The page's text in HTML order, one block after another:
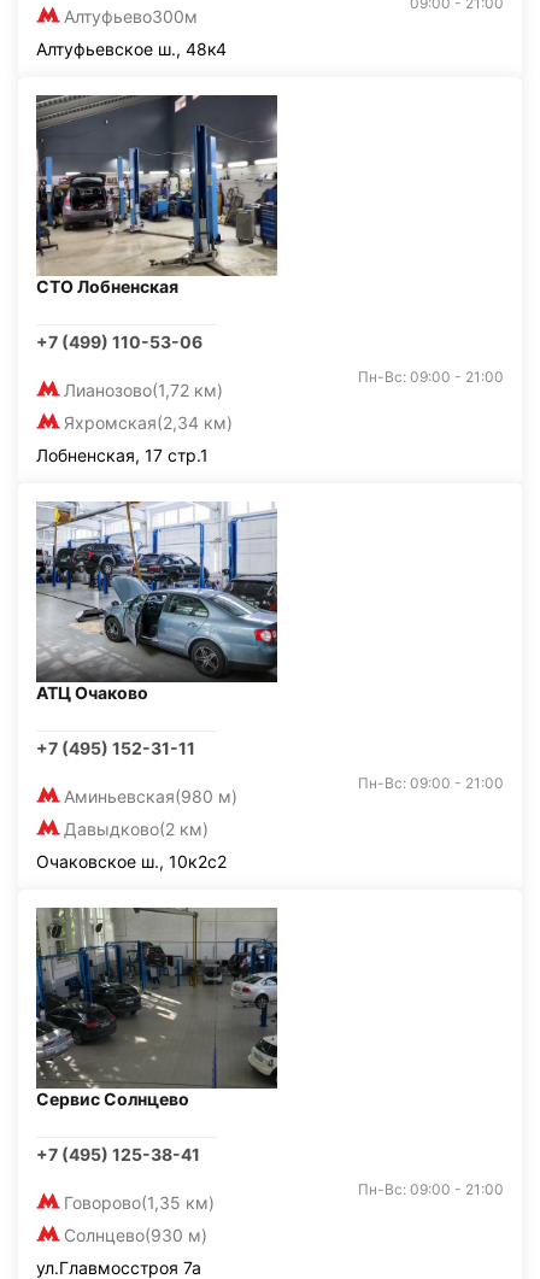
Алтуфьево300м
Алтуфьевское ш., 48к4
СТО Лобненская
+7 (499) 110-53-06
Лианозово(1,72 км)
Яхромская(2,34 км)
Пн-Вс: 09:00 - 21:00
Лобненская, 17 стр.1
АТЦ Очаково
+7 (495) 152-31-11
Аминьевская(980 м)
Давыдково(2 км)
Пн-Вс: 09:00 - 21:00
Очаковское ш., 10к2с2
Сервис Солнцево
+7 (495) 125-38-41
Говорово(1,35 км)
Солнцево(930 м)
Пн-Вс: 09:00 - 21:00
ул.Главмосстроя 7а